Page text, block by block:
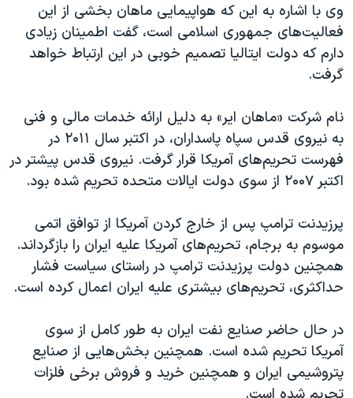
وی با اشاره به این که هواپیمایی ماهان بخشی از این
فعالیت‌های جمهوری اسلامی است، گفت اطمینان زیادی
دارم که دولت ایتالیا تصمیم خوبی در این ارتباط خواهد
گرفت.
نام شرکت «ماهان ایر» به دلیل ارائه خدمات مالی و فنی
به نیروی قدس سپاه پاسداران، در اکتبر سال ۲۰۱۱ در
فهرست تحریم‌‌های آمریکا قرار گرفت. نیروی قدس پیشتر در
اکتبر ۲۰۰۷ از سوی دولت ایالات متحده تحریم شده بود.
پرزیدنت ترامپ پس از خارج کردن آمریکا از توافق اتمی
موسوم به برجام، تحریم‌های آمریکا علیه ایران را بازگرداند.
همچنین دولت پرزیدنت ترامپ در راستای سیاست فشار
حداکثری، تحریم‌های بیشتری علیه ایران اعمال کرده است.
در حال حاضر صنایع نفت ایران به طور کامل از سوی
آمریکا تحریم شده است. همچنین بخش‌هایی از صنایع
پتروشیمی ایران و همچنین خرید و فروش برخی فلزات